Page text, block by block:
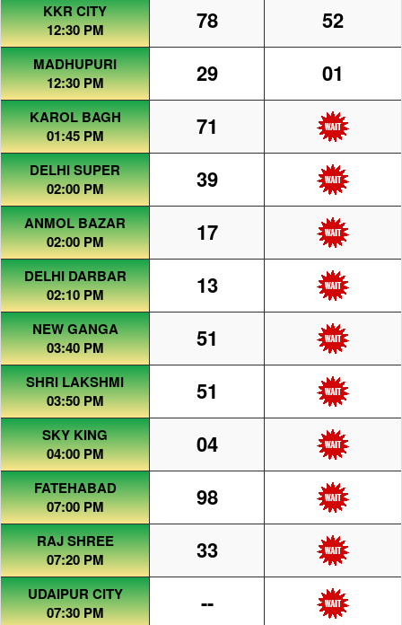
KKR CITY
12:30 PM
78 52
MADHUPURI
12:30 PM
29 01
KAROL BAGH
01:45 PM
71
DELHI SUPER
02:00 PM
39
ANMOL BAZAR
02:00 PM
17
DELHI DARBAR
02:10 PM
13
NEW GANGA
03:40 PM
51
SHRI LAKSHMI
03:50 PM
51
SKY KING
04:00 PM
04
FATEHABAD
07:00 PM
98
RAJ SHREE
07:20 PM
33
UDAIPUR CITY
07:30 PM
--